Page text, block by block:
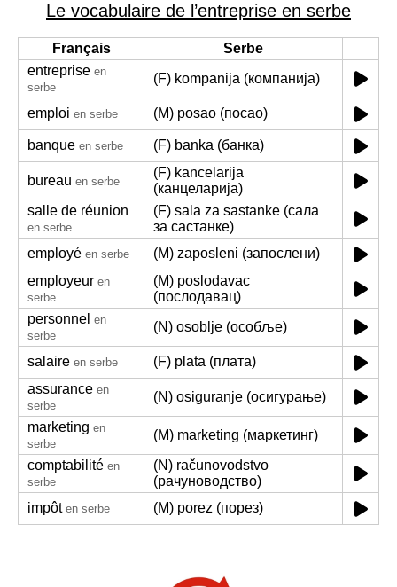
Le vocabulaire de l’entreprise en serbe
Français
Serbe
entreprise en
serbe
(F) kompanija (компанија)
emploi en serbe (M) posao (посао)
banque en serbe (F) banka (банка)
bureau en serbe
(F) kancelarija
(канцеларија)
salle de réunion
en serbe
(F) sala za sastanke (сала
за састанке)
employé en serbe
(M) zaposleni (запослени)
employeur en
serbe
(M) poslodavac
(послодавац)
personnel en
serbe
(N) osoblje (особље)
salaire en serbe
(F) plata (плата)
assurance en
serbe
(N) osiguranje (осигурање)
marketing en
serbe
(M) marketing (маркетинг)
comptabilité en
serbe
(N) računovodstvo
(рачуноводство)
impôt en serbe (M) porez (порез)